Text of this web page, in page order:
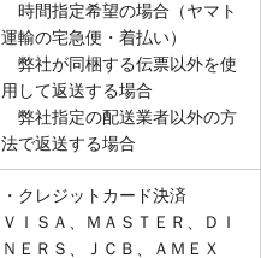
時間指定希望の場合（ヤマト
運輸の宅急便・着払い）
弊社が同梱する伝票以外を使
用して返送する場合
弊社指定の配送業者以外の方
法で返送する場合
・クレジットカード決済
ＶＩＳＡ、ＭＡＳＴＥＲ、ＤＩ
ＮＥＲＳ、ＪＣＢ、ＡＭＥＸ